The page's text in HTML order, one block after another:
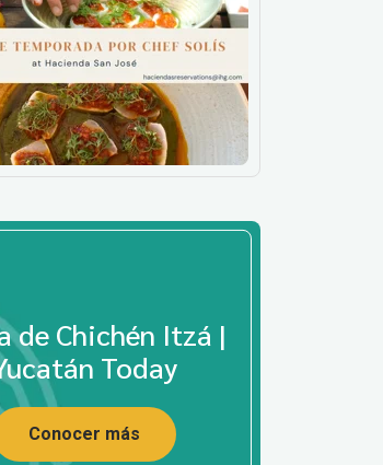
de Chichén Itzá |
Today
Conocer más